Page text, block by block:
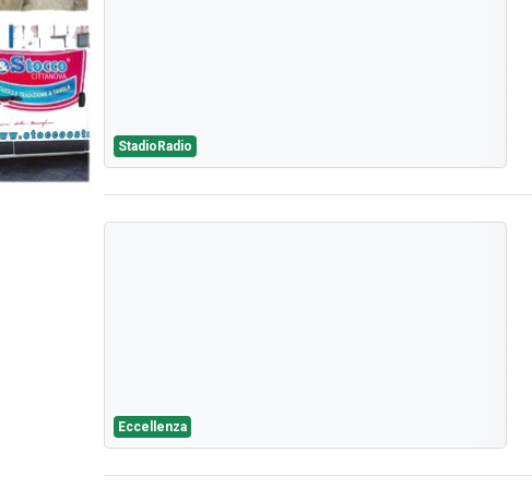
StadioRadio
Eccellenza